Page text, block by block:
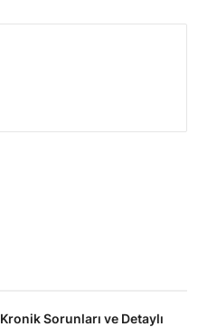
Sorunları ve Detaylı